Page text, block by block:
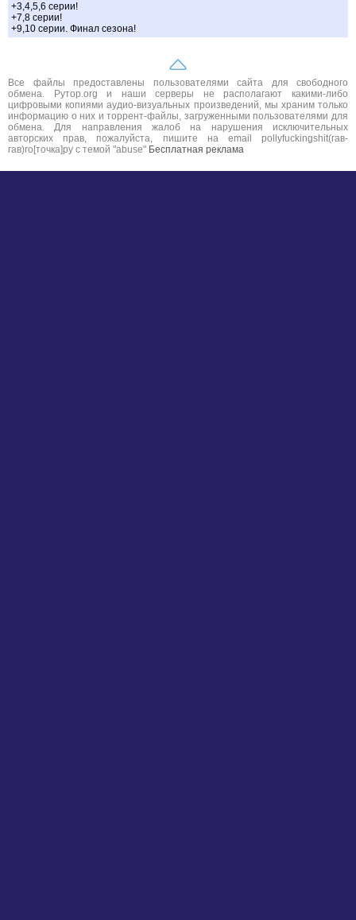
+3,4,5,6 серии!
+7,8 серии!
+9,10 серии. Финал сезона!
Все файлы предоставлены пользователями сайта для свободного
обмена. Рутор.org и наши серверы не располагают какими-либо
цифровыми копиями аудио-визуальных произведений, мы храним только
информацию о них и торрент-файлы, загруженными пользователями для
обмена. Для направления жалоб на нарушения исключительных
авторских прав, пожалуйста, пишите на email pollyfuckingshit(гав-
гав)ro[точка]ру с темой "abuse" Бесплатная реклама